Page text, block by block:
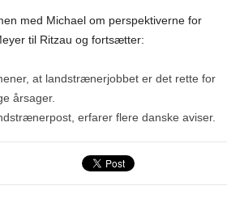
med Michael om perspektiverne for
til Ritzau og fortsætter:
at landstrænerjobbet er det rette for
årsager.
erfarer flere danske aviser.